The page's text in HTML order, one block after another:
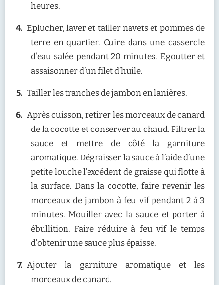
heures.
Eplucher, laver et tailler navets et pommes de
terre en quartier. Cuire dans une casserole
d’eau salée pendant 20 minutes. Egoutter et
assaisonner d’un filet d’huile.
Tailler les tranches de jambon en lanières.
Après cuisson, retirer les morceaux de canard
de la cocotte et conserver au chaud. Filtrer la
sauce et mettre de côté la garniture
aromatique. Dégraisser la sauce à l’aide d’une
petite louche l’excédent de graisse qui flotte à
la surface. Dans la cocotte, faire revenir les
morceaux de jambon à feu vif pendant 2 à 3
minutes. Mouiller avec la sauce et porter à
ébullition. Faire réduire à feu vif le temps
d’obtenir une sauce plus épaisse.
Ajouter la garniture aromatique et les
morceaux de canard.